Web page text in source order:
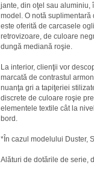
jante, din oţel sau aluminiu,
model. O notă suplimentară
este oferită de carcasele
retrovizoare, de culoare
dungă mediană roşie.
La interior, clienţii vor
marcată de contrastul
nuanţa gri a tapiţeriei
discrete de culoare roşie
elementele textile cât la
bord.
*În cazul modelului Duster,
Alături de dotările de serie,